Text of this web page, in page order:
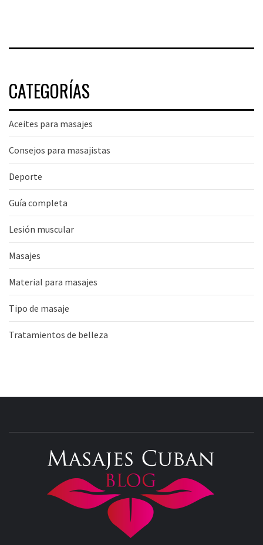
CATEGORÍAS
Aceites para masajes
Consejos para masajistas
Deporte
Guía completa
Lesión muscular
Masajes
Material para masajes
Tipo de masaje
Tratamientos de belleza